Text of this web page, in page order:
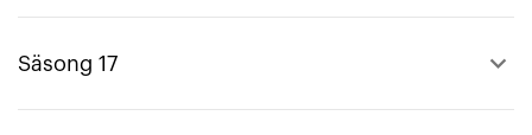
Säsong 17 keyboard_arrow_up